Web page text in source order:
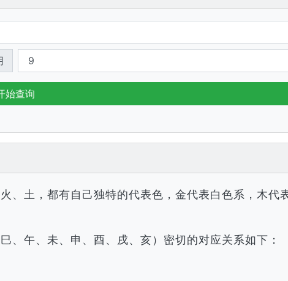
始查询
、土，都有自己独特的代表色，金代表白色系，木代
、午、未、申、酉、戌、亥）密切的对应关系如下：